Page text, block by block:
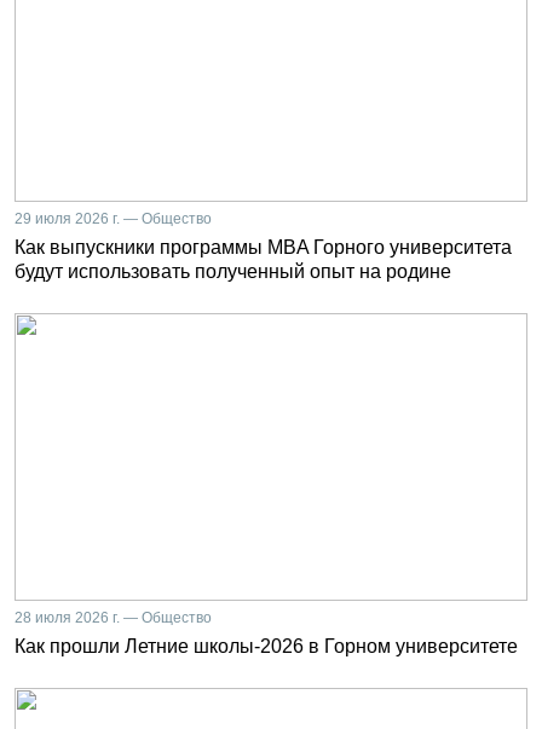
29 июля 2026 г. — Общество
Как выпускники программы MBA Горного университета
будут использовать полученный опыт на родине
28 июля 2026 г. — Общество
Как прошли Летние школы-2026 в Горном университете